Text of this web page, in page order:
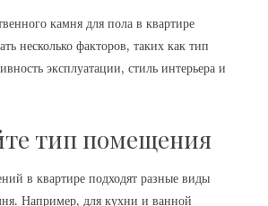
камня для пола в квартире
несколько факторов, таких как тип
эксплуатации, стиль интерьера и
тип помещения
в квартире подходят разные виды
Например, для кухни и ванной